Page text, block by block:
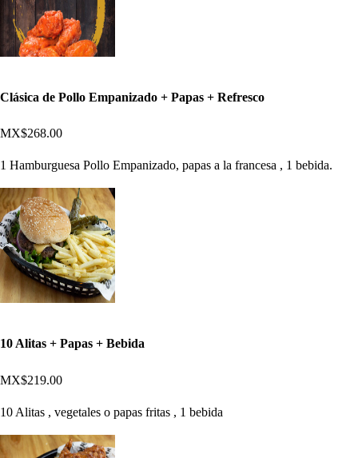
Clásica de Pollo Empanizado + Papas + Refresco
MX$268.00
1 Hamburguesa Pollo Empanizado, papas a la francesa , 1 bebida.
10 Alitas + Papas + Bebida
MX$219.00
10 Alitas , vegetales o papas fritas , 1 bebida